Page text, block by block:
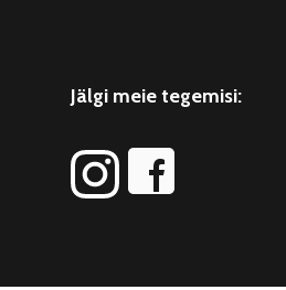
Jälgi meie tegemisi: